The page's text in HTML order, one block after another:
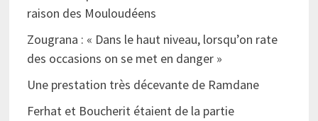
raison des Mouloudéens
Zougrana : « Dans le haut niveau, lorsqu’on rate
des occasions on se met en danger »
Une prestation très décevante de Ramdane
Ferhat et Boucherit étaient de la partie